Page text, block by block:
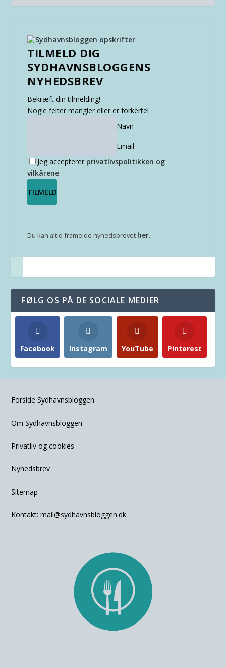
TILMELD DIG
SYDHAVNSBLOGGENS
NYHEDSBREV
Bekræft din tilmelding!
Nogle felter mangler eller er forkerte!
Navn
Email
Jeg accepterer privatlivspolitikken og
vilkårene.
Du kan altid framelde nyhedsbrevet her.
FØLG OS PÅ DE SOCIALE MEDIER
Facebook Instagram YouTube Pinterest
Forside Sydhavnsbloggen
Om Sydhavnsbloggen
Privatliv og cookies
Nyhedsbrev
Sitemap
Kontakt:mail@sydhavnsbloggen.dk